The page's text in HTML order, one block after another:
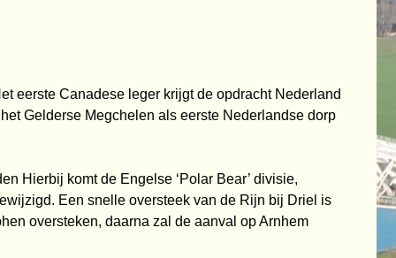
eerste Canadese leger krijgt de opdracht Nederland
Gelderse Megchelen als eerste Nederlandse dorp
Hierbij komt de Engelse ‘Polar Bear’ divisie,
Een snelle oversteek van de Rijn bij Driel is
oversteken, daarna zal de aanval op Arnhem